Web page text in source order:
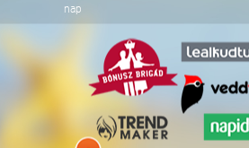
nap